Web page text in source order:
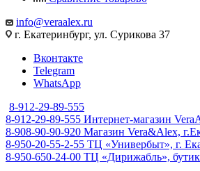
info@veraalex.ru
г. Екатеринбург, ул. Сурикова 37
Вконтакте
Telegram
WhatsApp
8-912-29-89-555
8-912-29-89-555 Интернет-магазин
8-908-90-90-920 Магазин Vera&Alex,
8-950-20-55-2-55 ТЦ «Универбыт», г.
8-950-650-24-00 ТЦ «Дирижабль», бутик